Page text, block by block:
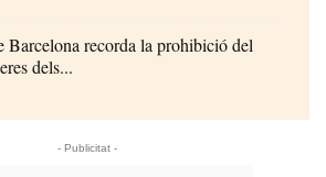
Barcelona recorda la prohibició del
dels...
- Publicitat -